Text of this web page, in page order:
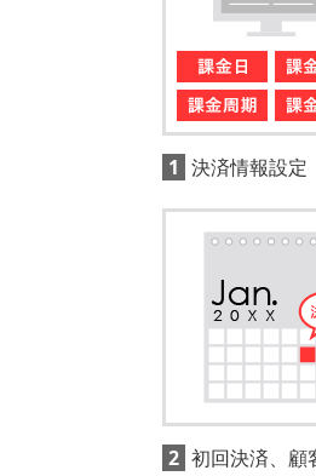
1決済情報設定
2初回決済、顧客登録